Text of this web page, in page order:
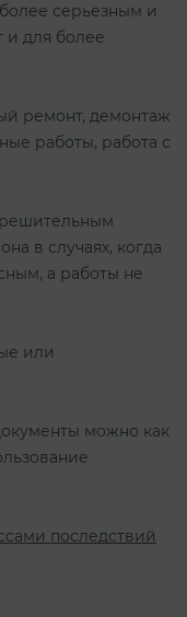
серьезным и
и для более
ремонт, демонтаж
работы, работа с
в случаях, когда
а работы не
или
можно как
последствий